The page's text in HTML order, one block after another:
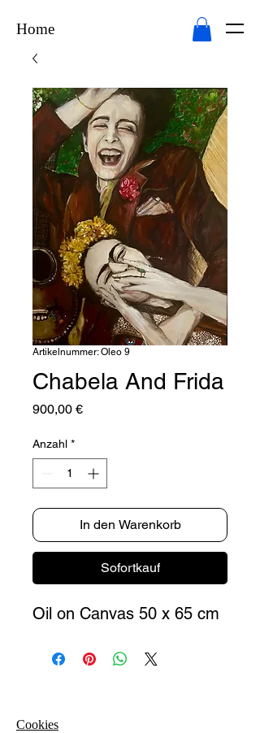
Home
Artikelnummer: Oleo 9
Chabela And Frida
900,00 €Preis
Anzahl *
In den Warenkorb
Sofortkauf
Oil on Canvas 50 x 65 cm
Cookies